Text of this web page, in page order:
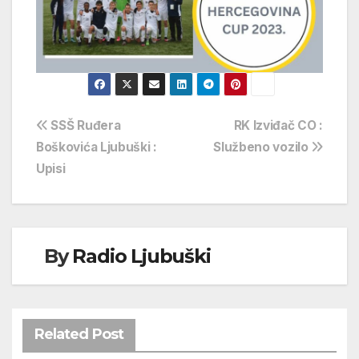
Navigacija
objava
RK Izviđač CO :
Službeno vozilo
SSŠ Ruđera
Boškovića Ljubuški :
Upisi
ByRadio Ljubuški
Related Post